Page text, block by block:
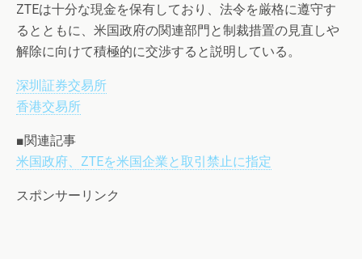
ZTEは十分な現金を保有しており、法令を厳格に遵守す
るとともに、米国政府の関連部門と制裁措置の見直しや
解除に向けて積極的に交渉すると説明している。
深圳証券交易所
香港交易所
■関連記事
米国政府、ZTEを米国企業と取引禁止に指定
スポンサーリンク